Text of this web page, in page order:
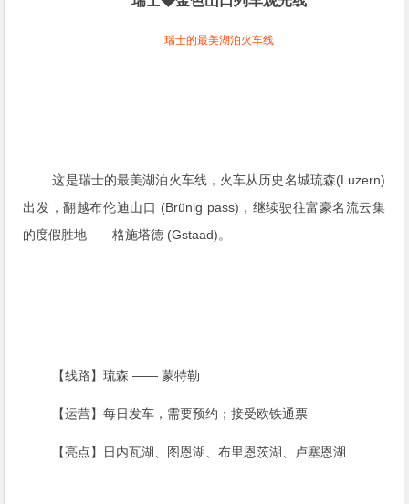
瑞士的最美湖泊火车线
这是瑞士的最美湖泊火车线，火车从历史名城琉森(Luzern)
出发，翻越布伦迪山口 (Brünig pass)，继续驶往富豪名流云集
的度假胜地——格施塔德 (Gstaad)。
【线路】琉森 —— 蒙特勒
【运营】每日发车，需要预约；接受欧铁通票
【亮点】日内瓦湖、图恩湖、布里恩茨湖、卢塞恩湖